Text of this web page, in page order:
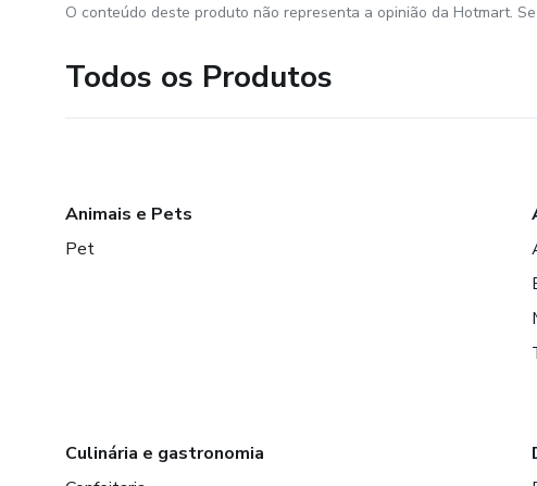
O conteúdo deste produto não representa a opinião da Hotmart.
Todos os Produtos
Animais e Pets
Pet
Culinária e gastronomia